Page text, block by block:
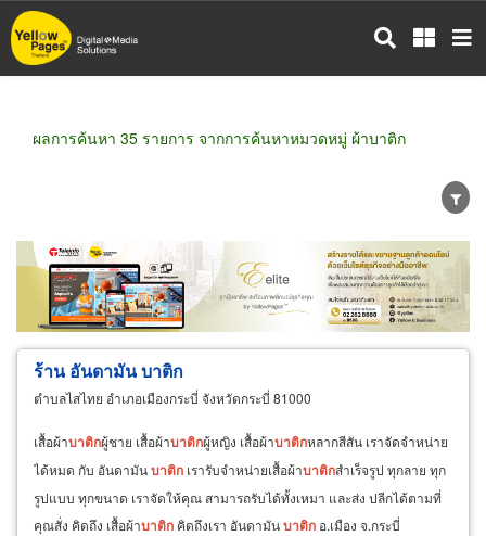
ข้าม
ไป
ผลการค้นหา 35 รายการ จากการค้นหาหมวดหมู่ ผ้าบาติก
ขายส่ง ขายปลีก ผู้ผลิต
ตัวแทนจัดจำหน่าย
ผู้ส่งออก/นำเข้า
ธุรกิจบริการ
ร้าน อันดามัน บาติก
ตำบลไสไทย อำเภอเมืองกระบี่ จังหวัดกระบี่ 81000
เสื้อผ้าบาติกผู้ชาย เสื้อผ้าบาติกผู้หญิง เสื้อผ้าบาติกหลากสีสัน เราจัดจำหน่าย
ได้หมด กับ อันดามันบาติก เรารับจำหน่ายเสื้อผ้าบาติกสำเร็จรูป ทุกลาย ทุก
รูปแบบ ทุกขนาด เราจัดให้คุณ สามารถรับได้ทั้งเหมา และส่ง ปลีกได้ตามที่
คุณสั่ง คิดถึง เสื้อผ้าบาติก คิดถึงเรา อันดามันบาติก อ.เมือง จ.กระบี่